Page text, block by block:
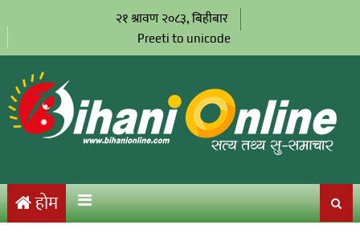
२१ श्रावण २०८३, बिहीबार
Preeti to unicode
होम